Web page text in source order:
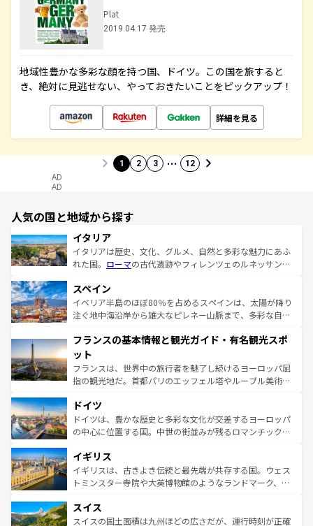
Plat
2019.04.17 発売
地域性豊かな多彩な顔を持つ国、ドイツ。この国を旅すると
き、絶対に見逃せない、やっておきたいことをピックアップ！
詳細を見る
1 2 3 … 12
AD
AD
人気の国と地域から探す
イタリア
イタリアは歴史、文化、グルメ、自然と多彩な魅力にあふ
れた国。 ローマの古代遺跡やフィレンツェのルネッサンス
ろん、トスカーナの美しい田園風景やアマルフィ海岸の絶
景など、自然景観も見逃せない。観光の合間には、本場の
ピザやパスタなど、絶品のイタリア料理を堪能することも
ませてくれるイタリアで、忘れられない旅をしてみよう！
なお、新着のイタリア情報は
しい。
スペイン
イベリア半島のほぼ80％を占めるスペインは、太陽が降り
注ぐ地中海沿岸から雄大なピレネー山脈まで、多彩な自然
文化が根付くこの国では、情熱的なフラメンコ、熱気あふ
れる闘牛、そして美味しいタパスが生活の一部となってい
る。首都マドリードの洗練された雰囲気や、バルセロナの
アートに溢れた街角から、地方では古代ローマ遺跡や中世
せる。地方によって風土や気候が異なるスペインはその個
性で訪れる人を魅了する。 なお、新着のスペイン情報は コ
ンテンツ一覧を参照してほしい。
フランスの基本情報と観光ガイド・有名観光スポ
ット
フランスは、世界中の旅行者を魅了し続けるヨーロッパ屈
指の観光地だ。首都パリのエッフェル塔やルーブル美術館
で、幅広い魅力が詰まっている。華麗な宮殿、歴史的な大
聖堂、美しいビーチ、そして豊かな自然が、訪れる者を心
から魅了する。また、フランスは美食の国としても知ら
いる。シャンパンの発祥地であるランス、プロヴァンスの
香り高いラベンダー畑など、多彩な楽しみ方が可能だ。さ
らに、パリ以外の地域にも魅力が溢れており、どの街角に
れる地方に足を運ぶとそれぞれで全く異なる文化を体験で
きるだろう。 なお、新着のフランス情報はコンテンツ一覧
ドイツ
ドイツは、豊かな歴史と多彩な文化が交差するヨーロッパ
の中心に位置する国。中世の街並みが残るロマンチック街
顔を持つこの国は、どこを歩いても飽きることがない。ベ
ルリンの文化的活気、バイエルン州のアルプスの絶景、そ
してライン川沿いのワイン畑といった風景は必見。ビール
は、お酒好きな人にはぜひ体験してほしい。 なお、新着の
ドイツ情報はコンテンツ一覧を参照してほしい。
イギリス
イギリスは、古きよき伝統と最先端が共存する国。ウェス
トミンスター寺院や大英博物館のようなランドマーク、歴
リアごとに異なる魅力がある。また、優雅なアフタヌーン
ティー、ビール好きにはたまらない英国パブ、サッカー観
スイス
スイスの国土面積は九州ほどの広さだが、運行時刻が正確